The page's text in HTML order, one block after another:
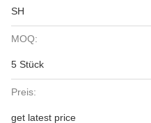
SH
MOQ:
5 Stück
Preis:
get latest price